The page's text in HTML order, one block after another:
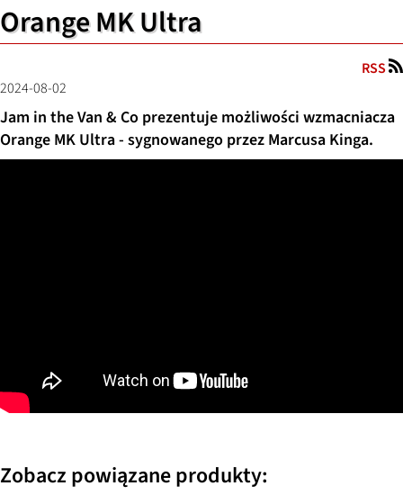
Orange MK Ultra
RSS
2024-08-02
Jam in the Van & Co prezentuje możliwości wzmacniacza
Orange MK Ultra - sygnowanego przez Marcusa Kinga.
Zobacz powiązane produkty: